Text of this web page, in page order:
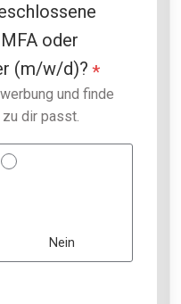
oder
(m/w/d)? *
und finde
dir passt.
Nein